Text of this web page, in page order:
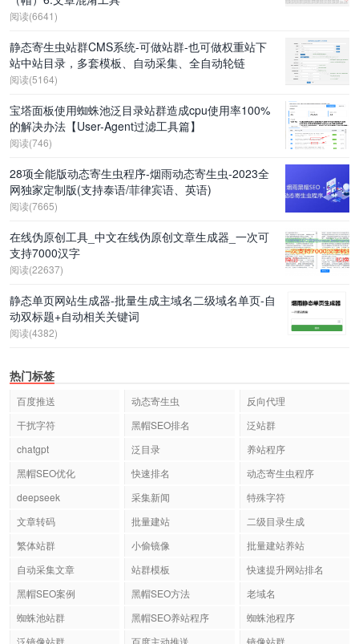
阅读(6641)
静态寄生虫站群CMS系统-可做站群-也可做权重站下
站中站目录，多套模板、自动采集、全自动轮链
阅读(5164)
宝塔面板使用蜘蛛池泛目录站群造成cpu使用率100%
的解决办法【User-Agent过滤工具篇】
阅读(746)
28项全能版动态寄生虫程序-烟雨动态寄生虫-2023全
网独家定制版(支持泰语/菲律宾语、英语)
阅读(7665)
在线伪原创工具_中文在线伪原创文章生成器_一次可
支持7000汉字
阅读(22637)
静态单页网站生成器-批量生成主域名二级域名单页-自
动双标题+自动相关关键词
阅读(4382)
热门标签
百度推送 动态寄生虫
反向代理
干扰字符
黑帽SEO排名
泛站群
chatgpt
泛目录
养站程序
黑帽SEO优化
快速排名
动态寄生虫程序
deepseek
采集新闻
特殊字符
文章转码
批量建站
二级目录生成
繁体站群
小偷镜像
批量建站养站
自动采集文章
站群模板
快速提升网站排名
黑帽SEO案例
黑帽SEO方法
老域名
蜘蛛池站群
黑帽SEO养站程序
蜘蛛池程序
泛镜像站群
百度主动推送 镜像站群